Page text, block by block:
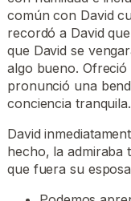
común con David
recordó a David
que David se
algo bueno.
pronunció una
conciencia tranquila.
David
hecho, la admiraba
que fuera su